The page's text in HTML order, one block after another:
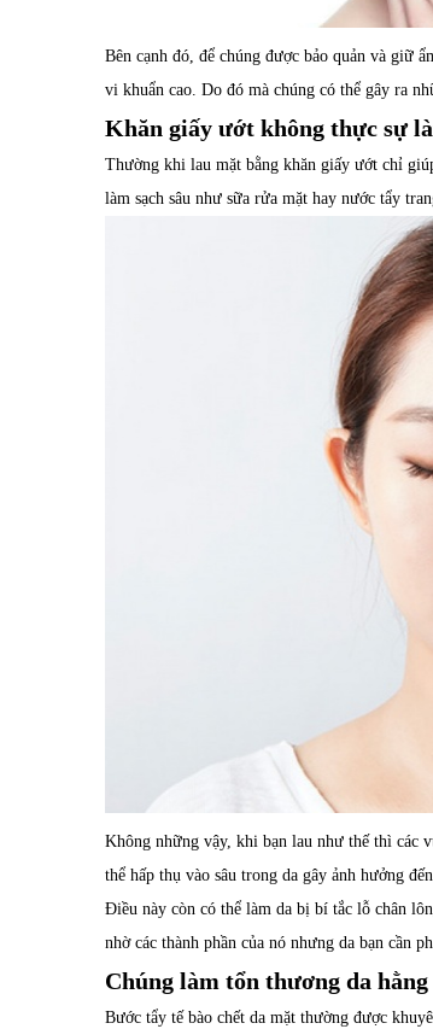
Bên cạnh đó, để chúng được bảo quản và giữ
vi khuẩn cao. Do đó mà chúng có thể gây ra
Khăn giấy ướt không thực sự
Thường khi lau mặt bằng khăn giấy ướt chỉ
làm sạch sâu như sữa rửa mặt hay nước tẩy
Không những vậy, khi bạn lau như thế thì các
thể hấp thụ vào sâu trong da gây ảnh hưởng
Điều này còn có thể làm da bị bí tắc lỗ chân
nhờ các thành phần của nó nhưng da bạn cần
Chúng làm tổn thương da hằng
Bước tẩy tế bào chết da mặt thường được